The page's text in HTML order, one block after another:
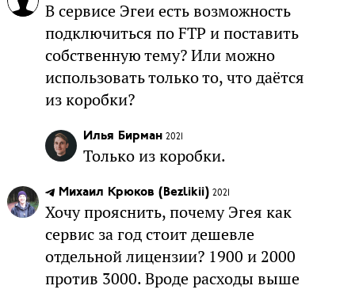
В сервисе Эгеи есть возможность
подключиться по FTP и поставить
собственную тему? Или можно
использовать только то, что даётся
из коробки?
Илья Бирман 2021
Только из коробки.
Михаил Крюков (Bezlikii) 2021
Хочу прояснить, почему Эгея как
сервис за год стоит дешевле
отдельной лицензии? 1900 и 2000
против 3000. Вроде расходы выше